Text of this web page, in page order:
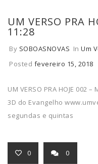
UM VERSO PRA
11:28
By SOBOASNOVAS In Um
Posted fevereiro 15, 2018
UM VERSO PRA HOJE 002
3D do Evangelho
segundas e quintas
0 0